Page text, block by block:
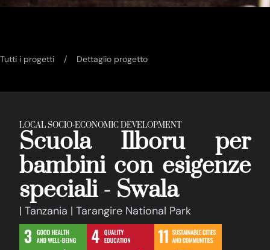
Tutti i progetti Dettaglio progetto
LOCAL SOCIO-ECONOMIC DEVELOPMENT
Scuola Ilboru per
bambini con esigenze
speciali - Swala
| Tanzania | Tarangire National Park